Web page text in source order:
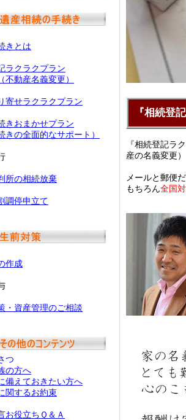
『相続登
『相続登記ラ
産の名義変更
メールと郵便
もちろん全国
きとは
ラクラクプラン
（不動産名義変更）
寄せラクラクプラン
きおまかせプラン
きの全面的なサポート）
所の相続放棄
調停申立て
作成
・資産管理のご相談
つ
の方へ
備えておきたい方へ
関するお約束
お役立ちＱ＆Ａ